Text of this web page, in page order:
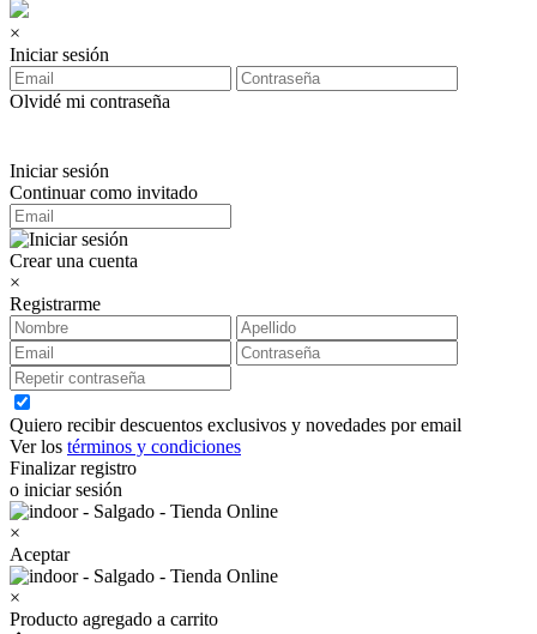
×
Iniciar sesión
Olvidé mi contraseña
Iniciar sesión
Continuar como invitado
Crear una cuenta
×
Registrarme
Quiero recibir descuentos exclusivos y novedades por email
Ver los términos y condiciones
Finalizar registro
o iniciar sesión
×
Aceptar
×
Producto agregado a carrito